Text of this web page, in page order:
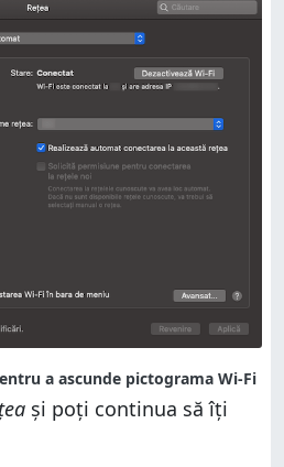
a ascunde pictograma Wi-Fi
și poți continua să îți